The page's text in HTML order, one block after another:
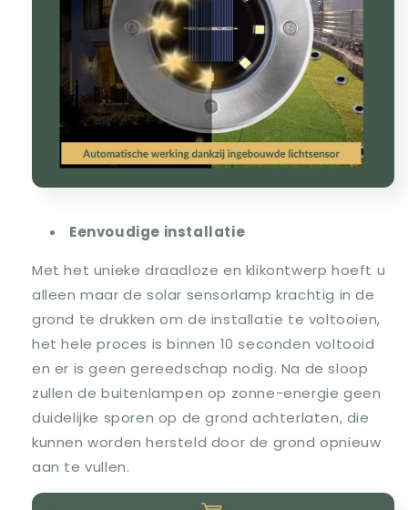
Eenvoudige installatie
Met het unieke draadloze en klikontwerp hoeft u
alleen maar de solar sensorlamp krachtig in de
grond te drukken om de installatie te voltooien,
het hele proces is binnen 10 seconden voltooid
en er is geen gereedschap nodig. Na de sloop
zullen de buitenlampen op zonne-energie geen
duidelijke sporen op de grond achterlaten, die
kunnen worden hersteld door de grond opnieuw
aan te vullen.